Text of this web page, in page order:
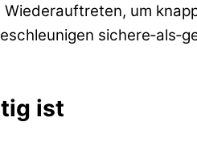
um
ist